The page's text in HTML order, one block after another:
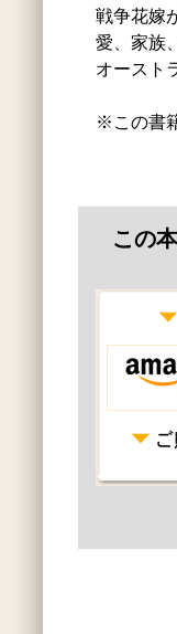
戦争花嫁
愛、家族
オースト
※この書
この